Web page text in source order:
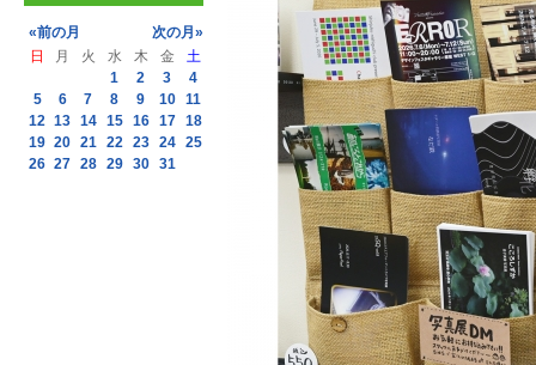
«前の月
次の月»
日
月 火 水 木 金
土
1
2 3
4
5
6 7 8 9 10
11
12 13 14 15 16 17 18
19 20 21 22 23 24 25
26 27 28 29 30 31